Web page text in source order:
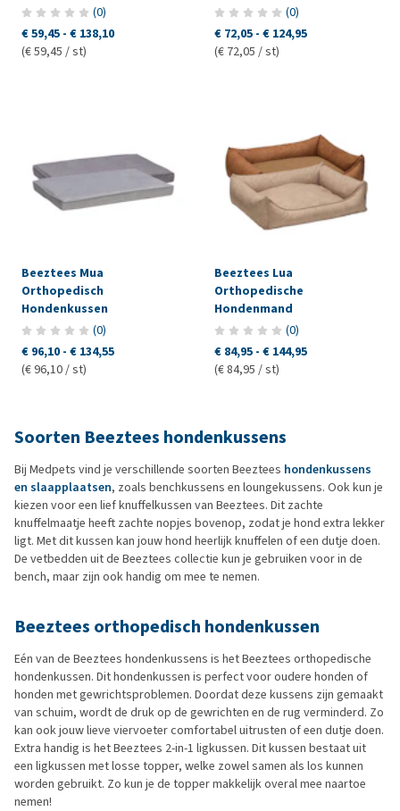
(0)
€ 59,45 - € 138,10
(€ 59,45 / st)
(0)
€ 72,05 - € 124,95
(€ 72,05 / st)
Beeztees Mua
Orthopedisch
Hondenkussen
(0)
€ 96,10 - € 134,55
(€ 96,10 / st)
Beeztees Lua
Orthopedische
Hondenmand
(0)
€ 84,95 - € 144,95
(€ 84,95 / st)
Soorten Beeztees hondenkussens
Bij Medpets vind je verschillende soorten Beeztees hondenkussens
en slaapplaatsen, zoals benchkussens en loungekussens. Ook kun je
kiezen voor een lief knuffelkussen van Beeztees. Dit zachte
knuffelmaatje heeft zachte nopjes bovenop, zodat je hond extra lekker
ligt. Met dit kussen kan jouw hond heerlijk knuffelen of een dutje doen.
De vetbedden uit de Beeztees collectie kun je gebruiken voor in de
bench, maar zijn ook handig om mee te nemen.
Beeztees orthopedisch hondenkussen
Eén van de Beeztees hondenkussens is het Beeztees orthopedische
hondenkussen. Dit hondenkussen is perfect voor oudere honden of
honden met gewrichtsproblemen. Doordat deze kussens zijn gemaakt
van schuim, wordt de druk op de gewrichten en de rug verminderd. Zo
kan ook jouw lieve viervoeter comfortabel uitrusten of een dutje doen.
Extra handig is het Beeztees 2-in-1 ligkussen. Dit kussen bestaat uit
een ligkussen met losse topper, welke zowel samen als los kunnen
worden gebruikt. Zo kun je de topper makkelijk overal mee naartoe
nemen!